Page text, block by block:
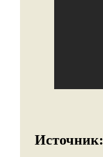
Источник: